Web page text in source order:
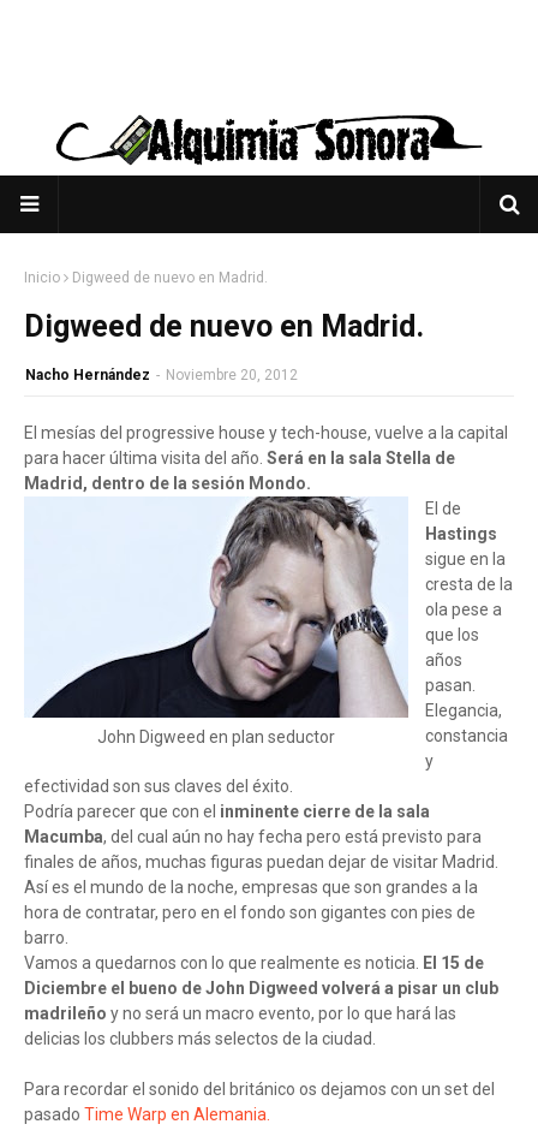
Inicio Digweed de nuevo en Madrid.
Digweed de nuevo en Madrid.
Nacho Hernández - Noviembre 20, 2012
El mesías del progressive house y tech-house, vuelve a la capital
para hacer última visita del año. Será en la sala Stella de
Madrid, dentro de la sesión Mondo.
John Digweed en plan seductor
El de
Hastings
sigue en la
cresta de la
ola pese a
que los
años
pasan.
Elegancia,
constancia
y
efectividad son sus claves del éxito.
Podría parecer que con el inminente cierre de la sala
Macumba, del cual aún no hay fecha pero está previsto para
finales de años, muchas figuras puedan dejar de visitar Madrid.
Así es el mundo de la noche, empresas que son grandes a la
hora de contratar, pero en el fondo son gigantes con pies de
barro.
Vamos a quedarnos con lo que realmente es noticia. El 15 de
Diciembre el bueno de John Digweed volverá a pisar un club
madrileño y no será un macro evento, por lo que hará las
delicias los clubbers más selectos de la ciudad.
Para recordar el sonido del británico os dejamos con un set del
pasado Time Warp en Alemania.